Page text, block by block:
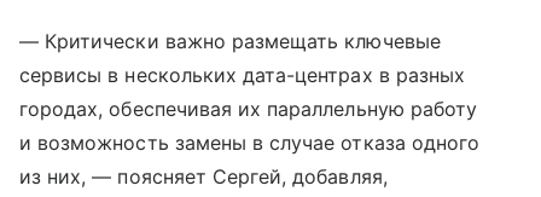
— Критически важно размещать ключевые
сервисы в нескольких дата-центрах в разных
городах, обеспечивая их параллельную работу
и возможность замены в случае отказа одного
из них, — поясняет Сергей, добавляя,